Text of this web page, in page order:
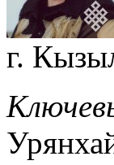
г.